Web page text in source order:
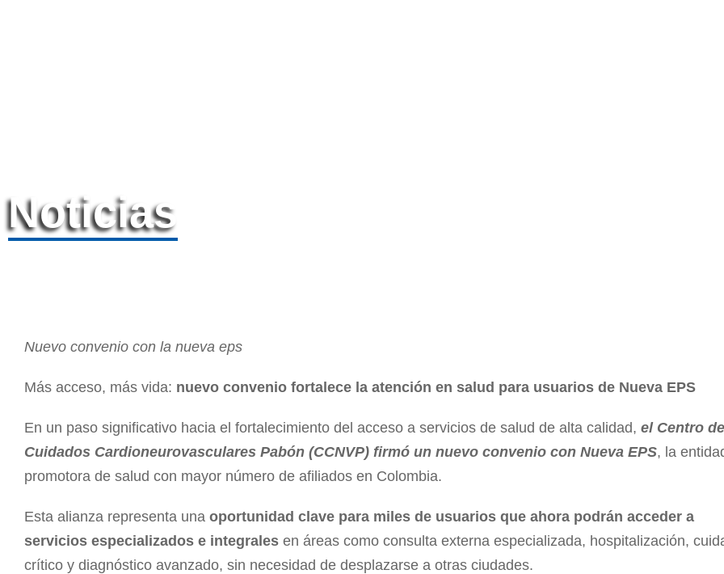
Noticias
Nuevo convenio con la nueva eps
Más acceso, más vida: nuevo convenio fortalece la atención en salud para usuarios de Nueva EPS
En un paso significativo hacia el fortalecimiento del acceso a servicios de salud de alta calidad, el Centro de
Cuidados Cardioneurovasculares Pabón (CCNVP) firmó un nuevo convenio con Nueva EPS, la
promotora de salud con mayor número de afiliados en Colombia.
Esta alianza representa una oportunidad clave para miles de usuarios que ahora podrán acceder a
servicios especializados e integrales en áreas como consulta externa especializada, hospitalización,
crítico y diagnóstico avanzado, sin necesidad de desplazarse a otras ciudades.